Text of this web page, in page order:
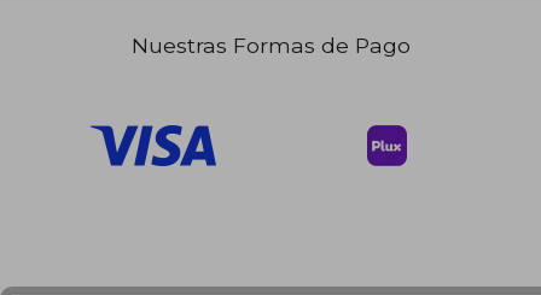
Nuestras Formas de Pago